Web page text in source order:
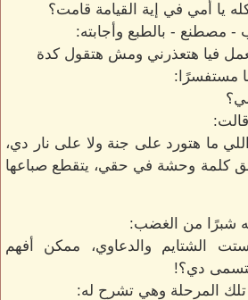
يا أمي في إية القيامة قامت؟
مصطنع - بالطبع وأجابته:
فيا هتعذرني ومش هتقول كدة
مستفسرًا:
ما هتورد على جنة ولا على نار دي،
كلمة وحشة في حقي، يتقطع صباعها
شبرًا من الغضب:
الشتايم والدعاوي، ممكن أفهم
تتسمى دي؟!
تلك المرحلة وهي تشرح له: